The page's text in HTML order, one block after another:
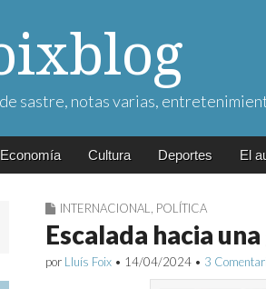
sastre, notas varias,
Economía Cultura Deportes El
INTERNACIONAL POLÍTICA
Escalada hacia
por Lluís Foix • 14/04/2024 • 3